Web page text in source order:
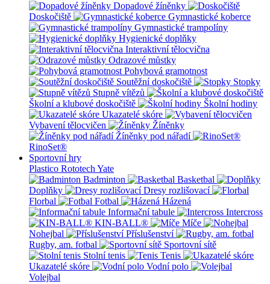
Dopadové žíněnky
Doskočiště
Gymnastické koberce
Gymnastické trampolíny
Hygienické doplňky
Interaktivní tělocvična
Odrazové můstky
Pohybová gramotnost
Soutěžní doskočiště
Stopky
Stupně vítězů
Školní a klubové doskočiště
Školní hodiny
Ukazatelé skóre
Vybavení tělocvičen
Žíněnky
Žíněnky pod nářadí
RinoSet®
Sportovní hry
Plastico Rototech Yate
Badminton
Basketbal
Doplňky
Dresy rozlišovací
Florbal
Fotbal
Házená
Informační tabule
Intercross
KIN-BALL®
Míče
Nohejbal
Příslušenství
Rugby, am. fotbal
Sportovní sítě
Stolní tenis
Tenis
Ukazatelé skóre
Vodní polo
Volejbal